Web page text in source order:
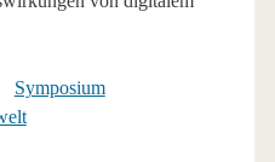
Symposium